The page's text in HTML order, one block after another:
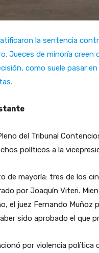
la sentencia
Jueces de minoría
como suele pasar
del Tribunal
políticos a la
de mayoría: tres de los
por Joaquín Viteri.
el juez Fernando
sido aprobado el que
por violencia política